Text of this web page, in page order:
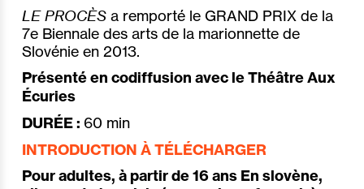
LE PROCÈS a remporté le GRAND PRIX de la
7e Biennale des arts de la marionnette de
Slovénie en 2013.
Présenté en codiffusion avec le Théâtre Aux
Écuries
DURÉE : 60 min
INTRODUCTION À TÉLÉCHARGER
Pour adultes, à partir de 16 ans En slovène,